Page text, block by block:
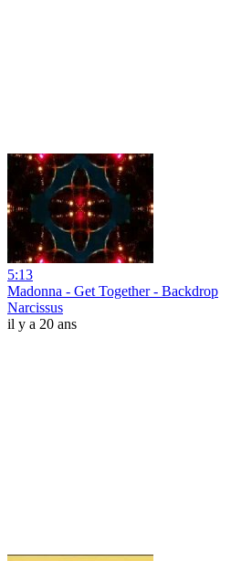
5:13
Madonna - Get Together - Backdrop
Narcissus
il y a 20 ans